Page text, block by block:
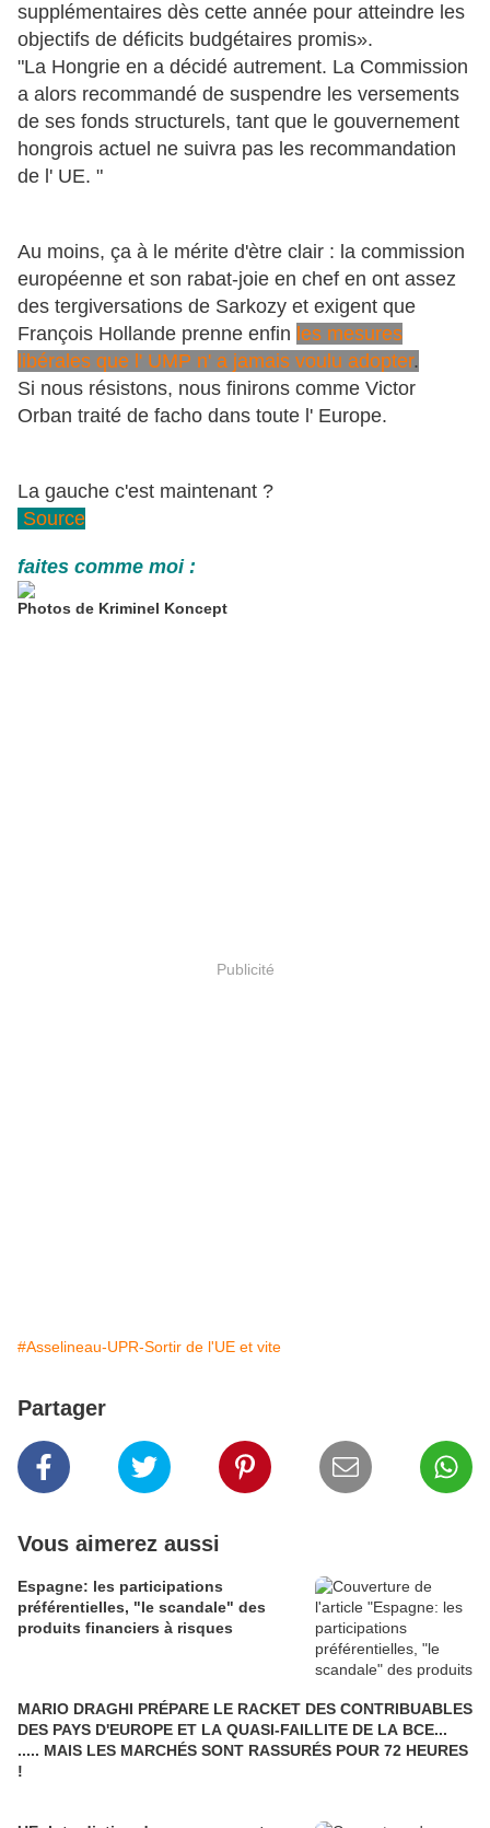
supplémentaires dès cette année pour atteindre les
objectifs de déficits budgétaires promis».
"La Hongrie en a décidé autrement. La Commission
a alors recommandé de suspendre les versements
de ses fonds structurels, tant que le gouvernement
hongrois actuel ne suivra pas les recommandation
de l' UE. "
Au moins, ça à le mérite d'ètre clair : la commission
européenne et son rabat-joie en chef en ont assez
des tergiversations de Sarkozy et exigent que
François Hollande prenne enfin les mesures
libérales que l' UMP n' a jamais voulu adopter.
Si nous résistons, nous finirons comme Victor
Orban traité de facho dans toute l' Europe.
La gauche c'est maintenant ?
Source
faites comme moi :
Photos de Kriminel Koncept
Publicité
#Asselineau-UPR-Sortir de l'UE et vite
Partager
Vous aimerez aussi
Espagne: les participations
préférentielles, "le scandale" des
produits financiers à risques
MARIO DRAGHI PRÉPARE LE RACKET DES CONTRIBUABLES
DES PAYS D'EUROPE ET LA QUASI-FAILLITE DE LA BCE...
..... MAIS LES MARCHÉS SONT RASSURÉS POUR 72 HEURES
!